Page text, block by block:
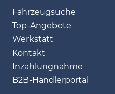
Fahrzeugsuche
Top-Angebote
Werkstatt
Kontakt
Inzahlungnahme
B2B-Händlerportal